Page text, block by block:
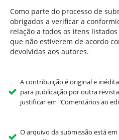
Como parte do processo de
obrigados a verificar a
relação a todos os itens
que não estiverem de acordo
devolvidas aos autores.
A contribuição é original e
para publicação por outra
justificar em "Comentários ao
O arquivo da submissão está